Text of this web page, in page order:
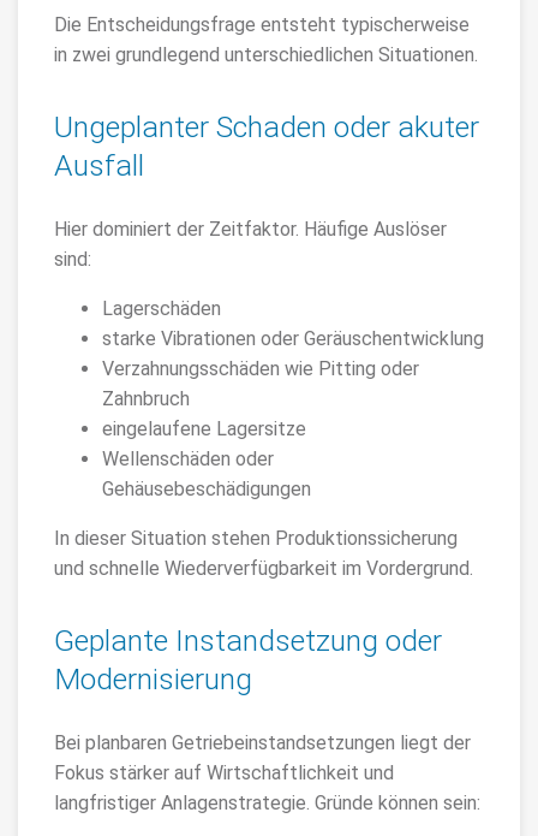
Die Entscheidungsfrage entsteht typischerweise
in zwei grundlegend unterschiedlichen Situationen.
Ungeplanter Schaden oder akuter
Ausfall
Hier dominiert der Zeitfaktor. Häufige Auslöser
sind:
Lagerschäden
starke Vibrationen oder Geräuschentwicklung
Verzahnungsschäden wie Pitting oder
Zahnbruch
eingelaufene Lagersitze
Wellenschäden oder
Gehäusebeschädigungen
In dieser Situation stehen Produktionssicherung
und schnelle Wiederverfügbarkeit im Vordergrund.
Geplante Instandsetzung oder
Modernisierung
Bei planbaren Getriebeinstandsetzungen liegt der
Fokus stärker auf Wirtschaftlichkeit und
langfristiger Anlagenstrategie. Gründe können sein: